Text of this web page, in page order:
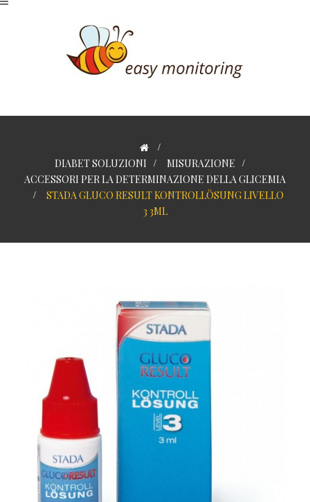
>
DIABET SOLUZIONI > MISURAZIONE >
ACCESSORI PER LA DETERMINAZIONE DELLA GLICEMIA
>
STADA GLUCO RESULT KONTROLLÖSUNG LIVELLO
3 3ML